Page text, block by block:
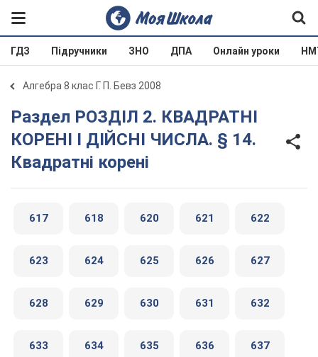
ГДЗ Підручники ЗНО ДПА Онлайн уроки
Алгебра 8 клас Г. П. Бевз 2008
Раздел РОЗДІЛ 2. КВАДРАТНІ
КОРЕНІ І ДІЙСНІ ЧИСЛА. § 14.
Квадратні корені
617 618 620 621 622
623 624 625 626 627
628 629 630 631 632
633 634 635 636 637